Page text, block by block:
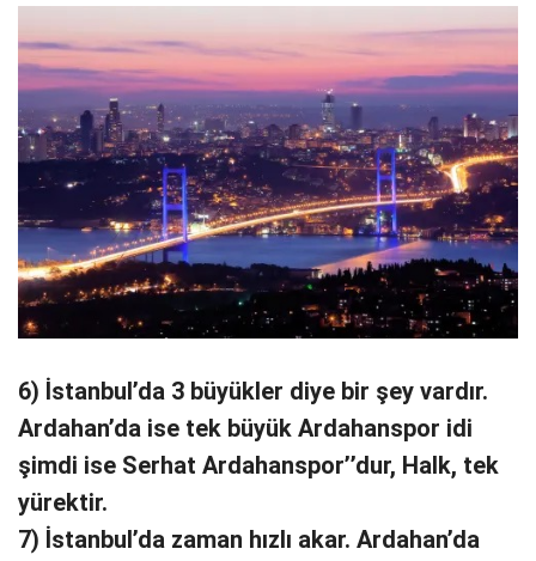
6) İstanbul’da 3 büyükler diye bir şey vardır.
Ardahan’da ise tek büyük Ardahanspor idi
şimdi ise Serhat Ardahanspor’’dur, Halk, tek
yürektir.
7) İstanbul’da zaman hızlı akar. Ardahan’da